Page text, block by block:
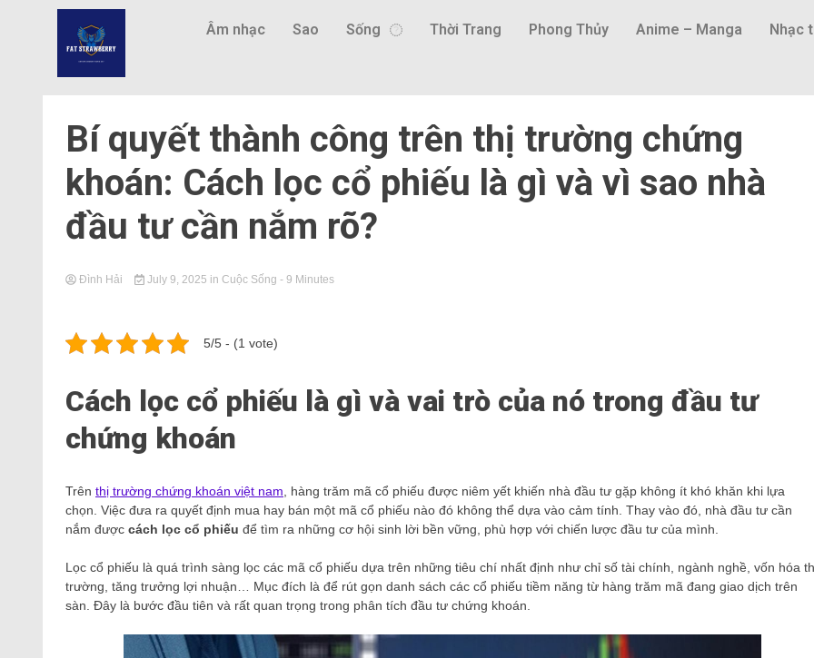
Âm nhạc Sao Sống Thời Trang Phong Thủy Anime – Manga Nhạc
Bí quyết thành công trên thị trường chứng
khoán: Cách lọc cổ phiếu là gì và vì sao nhà
đầu tư cần nắm rõ?
Đình Hải July 9, 2025 in Cuộc Sống - 9 Minutes
5/5 - (1 vote)
Cách lọc cổ phiếu là gì và vai trò của nó trong đầu tư
chứng khoán
Trên thị trường chứng khoán việt nam , hàng trăm mã cổ phiếu được niêm yết khiến nhà đầu tư gặp không ít khó khăn khi lựa
chọn. Việc đưa ra quyết định mua hay bán một mã cổ phiếu nào đó không thể dựa vào cảm tính. Thay vào đó, nhà đầu tư cần
nắm được cách lọc cổ phiếu để tìm ra những cơ hội sinh lời bền vững, phù hợp với chiến lược đầu tư của mình.
Lọc cổ phiếu là quá trình sàng lọc các mã cổ phiếu dựa trên những tiêu chí nhất định như chỉ số tài chính, ngành nghề, vốn hóa
trường, tăng trưởng lợi nhuận… Mục đích là để rút gọn danh sách các cổ phiếu tiềm năng từ hàng trăm mã đang giao dịch trên
sàn. Đây là bước đầu tiên và rất quan trọng trong phân tích đầu tư chứng khoán.